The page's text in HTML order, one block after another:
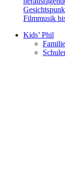
Filmmusik
Kids’ Phil